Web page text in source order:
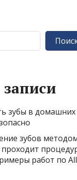
зубы в домашних
зубов
проходит
работ по